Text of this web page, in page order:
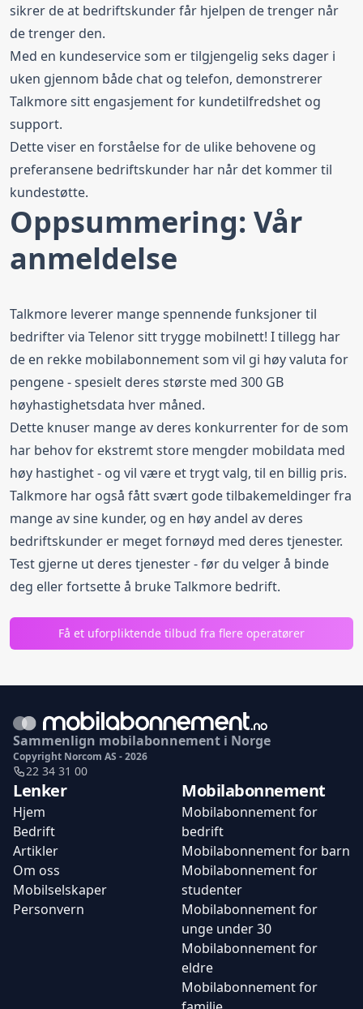
sikrer de at bedriftskunder får hjelpen de trenger når
de trenger den.
Med en kundeservice som er tilgjengelig seks dager i
uken gjennom både chat og telefon, demonstrerer
Talkmore sitt engasjement for kundetilfredshet og
support.
Dette viser en forståelse for de ulike behovene og
preferansene bedriftskunder har når det kommer til
kundestøtte.
Oppsummering: Vår
anmeldelse
Talkmore leverer mange spennende funksjoner til
bedrifter via Telenor sitt trygge mobilnett! I tillegg har
de en rekke mobilabonnement som vil gi høy valuta for
pengene - spesielt deres største med 300 GB
høyhastighetsdata hver måned.
Dette knuser mange av deres konkurrenter for de som
har behov for ekstremt store mengder mobildata med
høy hastighet - og vil være et trygt valg, til en billig pris.
Talkmore har også fått svært gode tilbakemeldinger fra
mange av sine kunder, og en høy andel av deres
bedriftskunder er meget fornøyd med deres tjenester.
Test gjerne ut deres tjenester - før du velger å binde
deg eller fortsette å bruke Talkmore bedrift.
Få et uforpliktende tilbud fra flere operatører
Sammenlign mobilabonnement i Norge
Copyright Norcom AS - 2026
22 34 31 00
Lenker
Hjem
Bedrift
Artikler
Om oss
Mobilselskaper
Personvern
Mobilabonnement
Mobilabonnement for
bedrift
Mobilabonnement for barn
Mobilabonnement for
studenter
Mobilabonnement for
unge under 30
Mobilabonnement for
eldre
Mobilabonnement for